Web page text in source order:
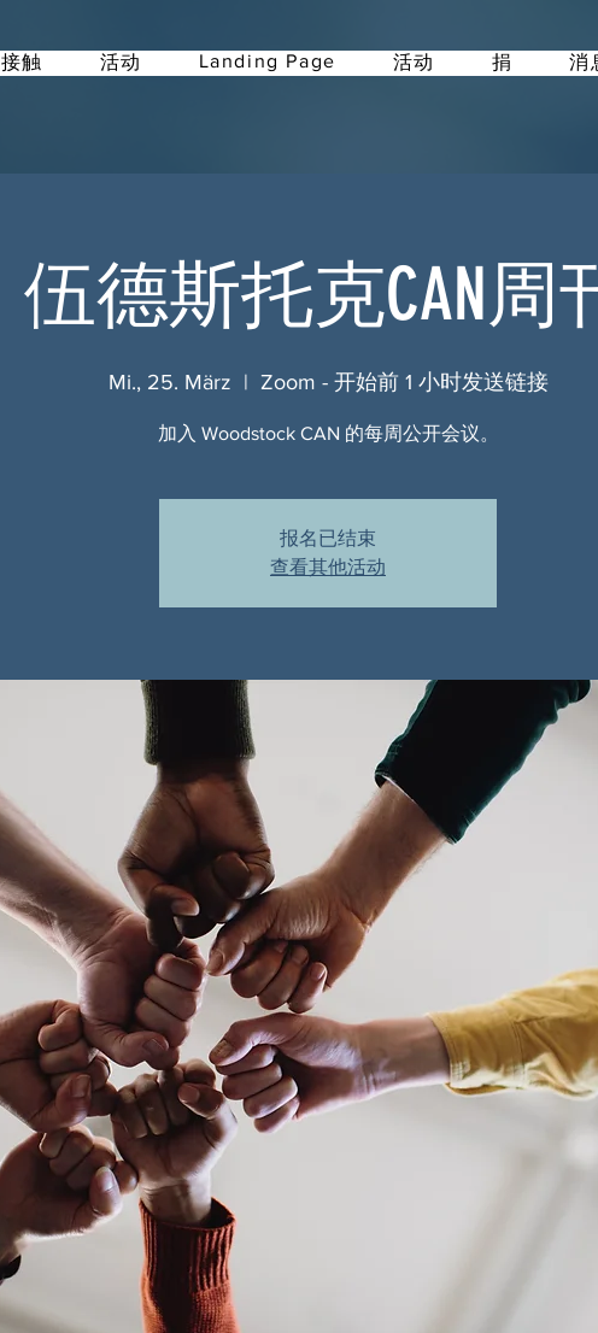
接触 活动 Landing Page 活动 捐 消
伍德斯托克CAN周
Mi., 25. März
  |
Zoom - 开始前 1 小时发送链接
加入 Woodstock CAN 的每周公开会议。
报名已结束
查看其他活动